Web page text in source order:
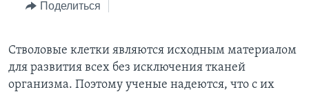
навигации
ИТОГИ
ДИСКУССИЯ VOA
ДЕТАЛИ
НАША АМЕРИКАНСКАЯ ИСТОРИЯ
АРТЕФАКТЫ
АМЕРИКАНСКИЕ ГОРОДКИ
ИНТЕРВЬЮ
ЗА СВОБОДУ ПРЕССЫ
УЧИМ АНГЛИЙСКИЙ
Поделиться
Стволовые клетки являются исходным материалом
для развития всех без исключения тканей
организма. Поэтому ученые надеются, что с их